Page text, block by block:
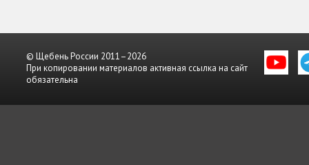
© Щебень России 2011–2026
При копировании материалов активная ссылка на сайт
обязательна